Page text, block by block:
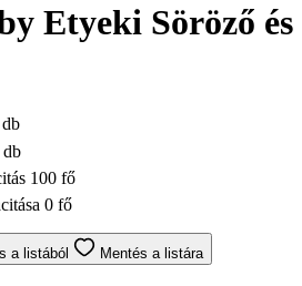
Etyeki Söröző és
db
100 fő
0 fő
a listából Mentés a listára